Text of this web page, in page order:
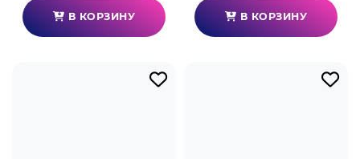
В КОРЗИНУ В КОРЗИНУ